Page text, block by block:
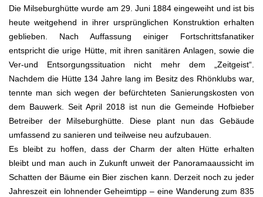
Die Milseburghütte wurde am 29. Juni 1884 eingeweiht und ist bis
heute weitgehend in ihrer ursprünglichen Konstruktion erhalten
geblieben. Nach Auffassung einiger Fortschrittsfanatiker
entspricht die urige Hütte, mit ihren sanitären Anlagen, sowie die
Ver-und Entsorgungssituation nicht mehr dem „Zeitgeist“.
Nachdem die Hütte 134 Jahre lang im Besitz des Rhönklubs war,
tennte man sich wegen der befürchteten Sanierungskosten von
dem Bauwerk. Seit April 2018 ist nun die Gemeinde Hofbieber
Betreiber der Milseburghütte. Diese plant nun das Gebäude
umfassend zu sanieren und teilweise neu aufzubauen.
Es bleibt zu hoffen, dass der Charm der alten Hütte erhalten
bleibt und man auch in Zukunft unweit der Panoramaaussicht im
Schatten der Bäume ein Bier zischen kann. Derzeit noch zu jeder
Jahreszeit ein lohnender Geheimtipp – eine Wanderung zum 835